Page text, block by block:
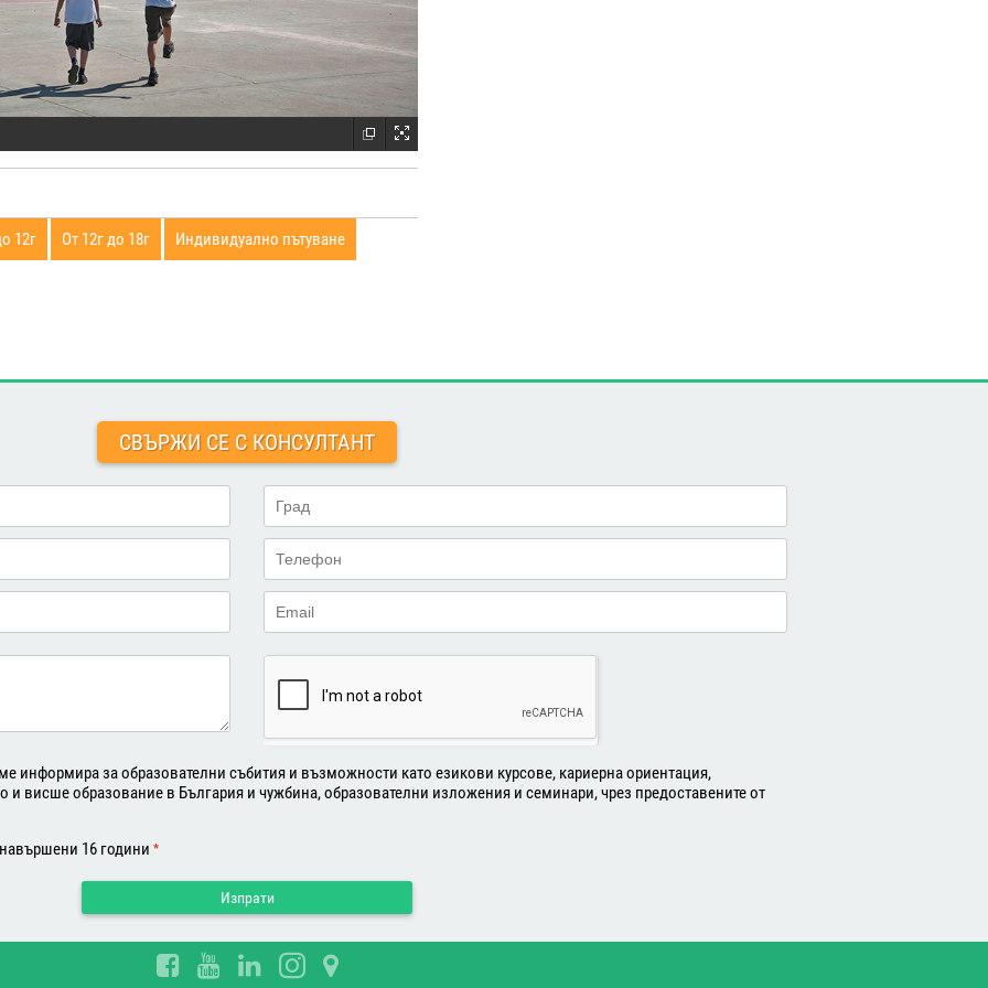
която родителите могат да следят напредъка на децата.
по 1 час – 55 EUR на седмица;
по 1 час – 85 EUR на седмица;
час – 55 EUR на седмица.
се внасят 450 EUR депозит минимум 2 месеца преди
в срок до 30 дни преди началната дата, се удържат 260
център.
на учебния център.
писмено в срок по-малък от 10 дни преди началната
неустойка на учебния център.
по-ранно прекратяване или пропускане на част
12г От 12г до 18г Индивидуално пътуване
СВЪРЖИ СЕ С КОНСУЛТАНТ
информира за образователни събития и възможности като езикови курсове, кариерна ориентация,
и висше образование в България и чужбина, образователни изложения и семинари, чрез предоставените от
16 години *